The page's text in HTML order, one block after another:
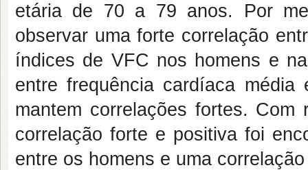
etária de 70 a 79 anos. Por
observar uma forte correlação
índices de VFC nos homens e
entre frequência cardíaca
mantem correlações fortes.
correlação forte e positiva foi
entre os homens e uma